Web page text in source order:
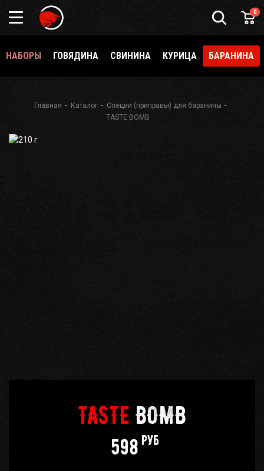
0
НАБОРЫ ГОВЯДИНА СВИНИНА КУРИЦА БАРАНИНА
Главная Каталог
Специи (приправы) для баранины
TASTE BOMB
TASTE BOMB
598 руб